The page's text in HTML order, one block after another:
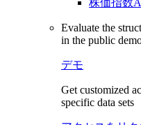
株価指数
Evaluate the
in the public
デモ
Get customized
specific data sets